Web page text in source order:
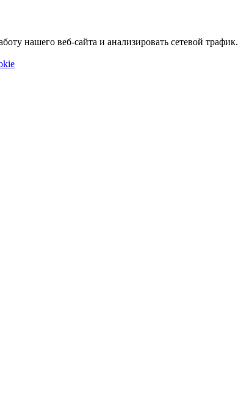
нашего веб-сайта и анализировать сетевой трафик.